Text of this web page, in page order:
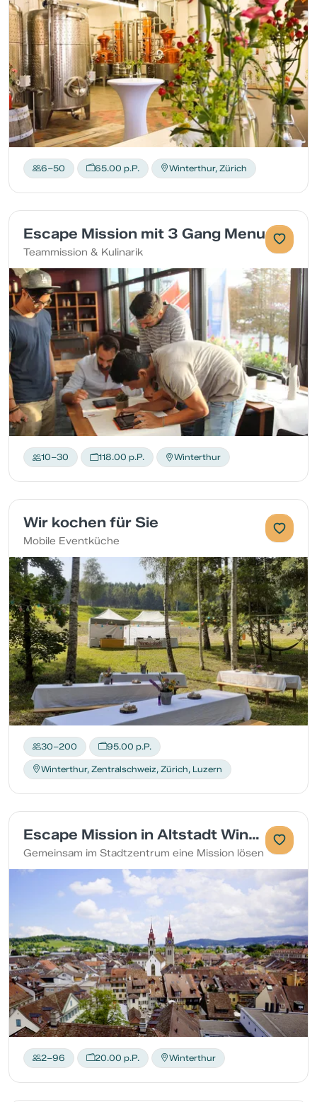
6–50 65.00 p.P. Winterthur, Zürich
Escape Mission mit 3 Gang Menu
Teammission & Kulinarik
10–30 118.00 p.P. Winterthur
Wir kochen für Sie
Mobile Eventküche
30–200 95.00 p.P.
Winterthur, Zentralschweiz, Zürich, Luzern
Escape Mission in Altstadt Winterthur
Gemeinsam im Stadtzentrum eine Mission lösen
2–96 20.00 p.P. Winterthur